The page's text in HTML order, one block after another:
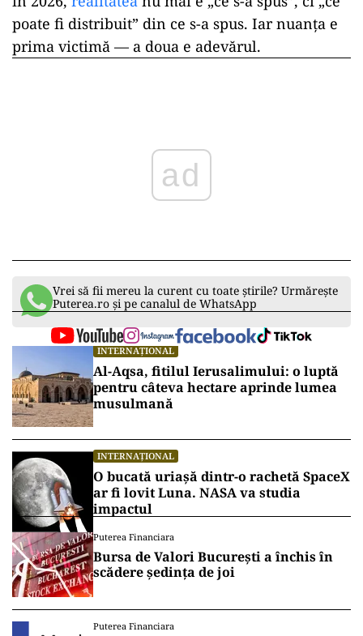
poate fi distribuit” din ce s-a spus. Iar nuanța e
prima victimă — a doua e adevărul.
ad
Vrei să fii mereu la curent cu toate știrile? Urmărește
Puterea.ro și pe canalul de WhatsApp
INTERNAȚIONAL
Al-Aqsa, fitilul Ierusalimului: o luptă
pentru câteva hectare aprinde lumea
musulmană
INTERNAȚIONAL
O bucată uriașă dintr-o rachetă SpaceX
ar fi lovit Luna. NASA va studia
impactul
Puterea Financiara
Bursa de Valori București a închis în
scădere ședința de joi
Puterea Financiara